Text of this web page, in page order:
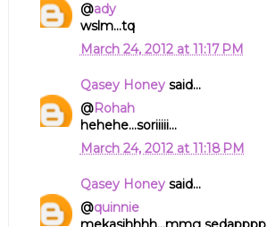
@ady
wslm...tq
March 24, 2012 at 11:17 PM
Qasey Honeysaid...
@Rohah
hehehe...soriiiii...
March 24, 2012 at 11:18 PM
Qasey Honeysaid...
@quinnie